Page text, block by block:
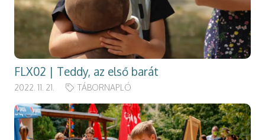
FLX02 | Teddy, az első barát
2022. 11. 21. TÁBORNAPLÓ